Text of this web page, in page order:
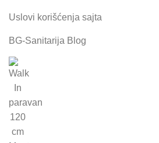
Uslovi korišćenja sajta
BG-Sanitarija Blog